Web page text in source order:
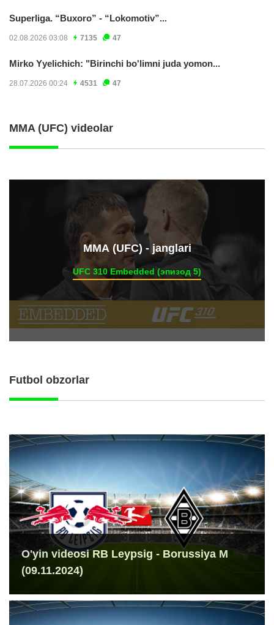
Superliga. “Buxoro” - “Lokomotiv”...
02.08.2026 03:08 7135 47
Mirko Yyelichich: "Birinchi bo'limni juda yomon...
28.07.2026 00:24 4531 47
MMA (UFC) videolar
ММА (UFC) - janglari
UFC 310 Embedded (эпизод 5)
Futbol obzorlar
O'yin videosi RB Leypsig - Borussiya M
(09.11.2024)